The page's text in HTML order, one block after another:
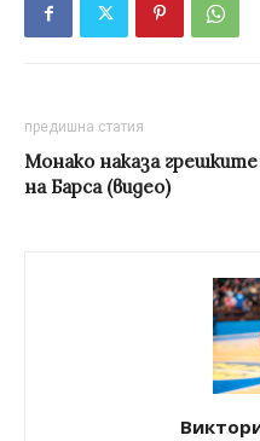
предишна статия
Монако наказа грешките
на Барса (видео)